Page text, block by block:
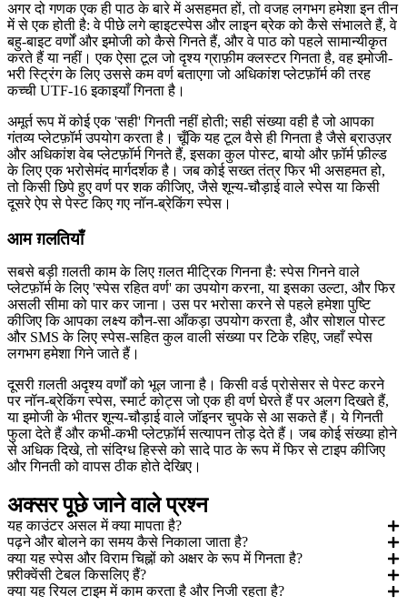
अगर दो गणक एक ही पाठ के बारे में असहमत हों, तो वजह लगभग हमेशा इन तीन
में से एक होती है: वे पीछे लगे व्हाइटस्पेस और लाइन ब्रेक को कैसे संभालते हैं, वे
बहु-बाइट वर्णों और इमोजी को कैसे गिनते हैं, और वे पाठ को पहले सामान्यीकृत
करते हैं या नहीं। एक ऐसा टूल जो दृश्य ग्राफ़ीम क्लस्टर गिनता है, वह इमोजी-
भरी स्ट्रिंग के लिए उससे कम वर्ण बताएगा जो अधिकांश प्लेटफ़ॉर्म की तरह
कच्ची UTF-16 इकाइयाँ गिनता है।
अमूर्त रूप में कोई एक 'सही' गिनती नहीं होती; सही संख्या वही है जो आपका
गंतव्य प्लेटफ़ॉर्म उपयोग करता है। चूँकि यह टूल वैसे ही गिनता है जैसे ब्राउज़र
और अधिकांश वेब प्लेटफ़ॉर्म गिनते हैं, इसका कुल पोस्ट, बायो और फ़ॉर्म फ़ील्ड
के लिए एक भरोसेमंद मार्गदर्शक है। जब कोई सख्त तंत्र फिर भी असहमत हो,
तो किसी छिपे हुए वर्ण पर शक कीजिए, जैसे शून्य-चौड़ाई वाले स्पेस या किसी
दूसरे ऐप से पेस्ट किए गए नॉन-ब्रेकिंग स्पेस।
आम ग़लतियाँ
सबसे बड़ी ग़लती काम के लिए ग़लत मीट्रिक गिनना है: स्पेस गिनने वाले
प्लेटफ़ॉर्म के लिए 'स्पेस रहित वर्ण' का उपयोग करना, या इसका उल्टा, और फिर
असली सीमा को पार कर जाना। उस पर भरोसा करने से पहले हमेशा पुष्टि
कीजिए कि आपका लक्ष्य कौन-सा आँकड़ा उपयोग करता है, और सोशल पोस्ट
और SMS के लिए स्पेस-सहित कुल वाली संख्या पर टिके रहिए, जहाँ स्पेस
लगभग हमेशा गिने जाते हैं।
दूसरी ग़लती अदृश्य वर्णों को भूल जाना है। किसी वर्ड प्रोसेसर से पेस्ट करने
पर नॉन-ब्रेकिंग स्पेस, स्मार्ट कोट्स जो एक ही वर्ण घेरते हैं पर अलग दिखते हैं,
या इमोजी के भीतर शून्य-चौड़ाई वाले जॉइनर चुपके से आ सकते हैं। ये गिनती
फुला देते हैं और कभी-कभी प्लेटफ़ॉर्म सत्यापन तोड़ देते हैं। जब कोई संख्या होने
से अधिक दिखे, तो संदिग्ध हिस्से को सादे पाठ के रूप में फिर से टाइप कीजिए
और गिनती को वापस ठीक होते देखिए।
अक्सर पूछे जाने वाले प्रश्न
यह काउंटर असल में क्या मापता है?
पढ़ने और बोलने का समय कैसे निकाला जाता है?
क्या यह स्पेस और विराम चिह्नों को अक्षर के रूप में गिनता है?
फ़्रीक्वेंसी टेबल किसलिए हैं?
क्या यह रियल टाइम में काम करता है और निजी रहता है?